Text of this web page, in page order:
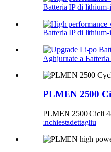
Batteria IP di lithium-
Batteria IP di lithium-
Aghjurnate a
PLMEN 2500
PLMEN 2500 Cicli
inchiestadettagliu